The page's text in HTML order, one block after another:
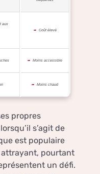
aux
Coût élevé
Moins accessible
Moins chaud
propres
s’agit de
est populaire
attrayant, pourtant
un défi.